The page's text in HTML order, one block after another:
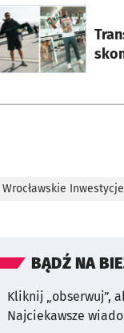
otworzy się w
Wrocławskie
BĄDŹ NA
Kliknij „obserwuj”,
Najciekawsze